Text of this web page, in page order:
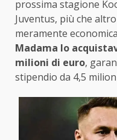
prossima stagione
Juventus, più che
meramente
Madama lo
milioni di euro,
stipendio da 4,5